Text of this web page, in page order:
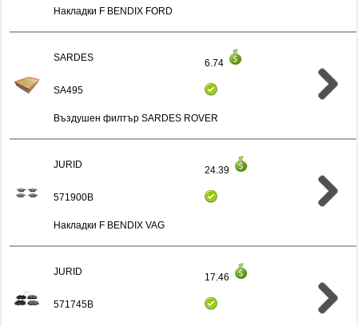
Накладки F BENDIX FORD
SARDES 6.74
SA495
Въздушен филтър SARDES ROVER
JURID 24.39
571900B
Накладки F BENDIX VAG
JURID 17.46
571745B